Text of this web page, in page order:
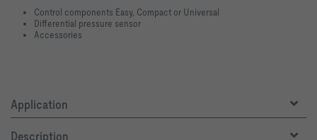
Control components Easy, Compact or Universal
Differential pressure sensor
Accessories
Application
Description